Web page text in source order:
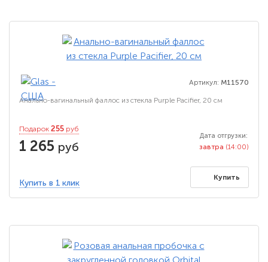
Артикул: M11570
Анально-вагинальный фаллос из стекла Purple Pacifier, 20 см
Подарок 255 руб
1 265 руб
Дата отгрузки:
завтра (14:00)
Купить в 1 клик
Купить